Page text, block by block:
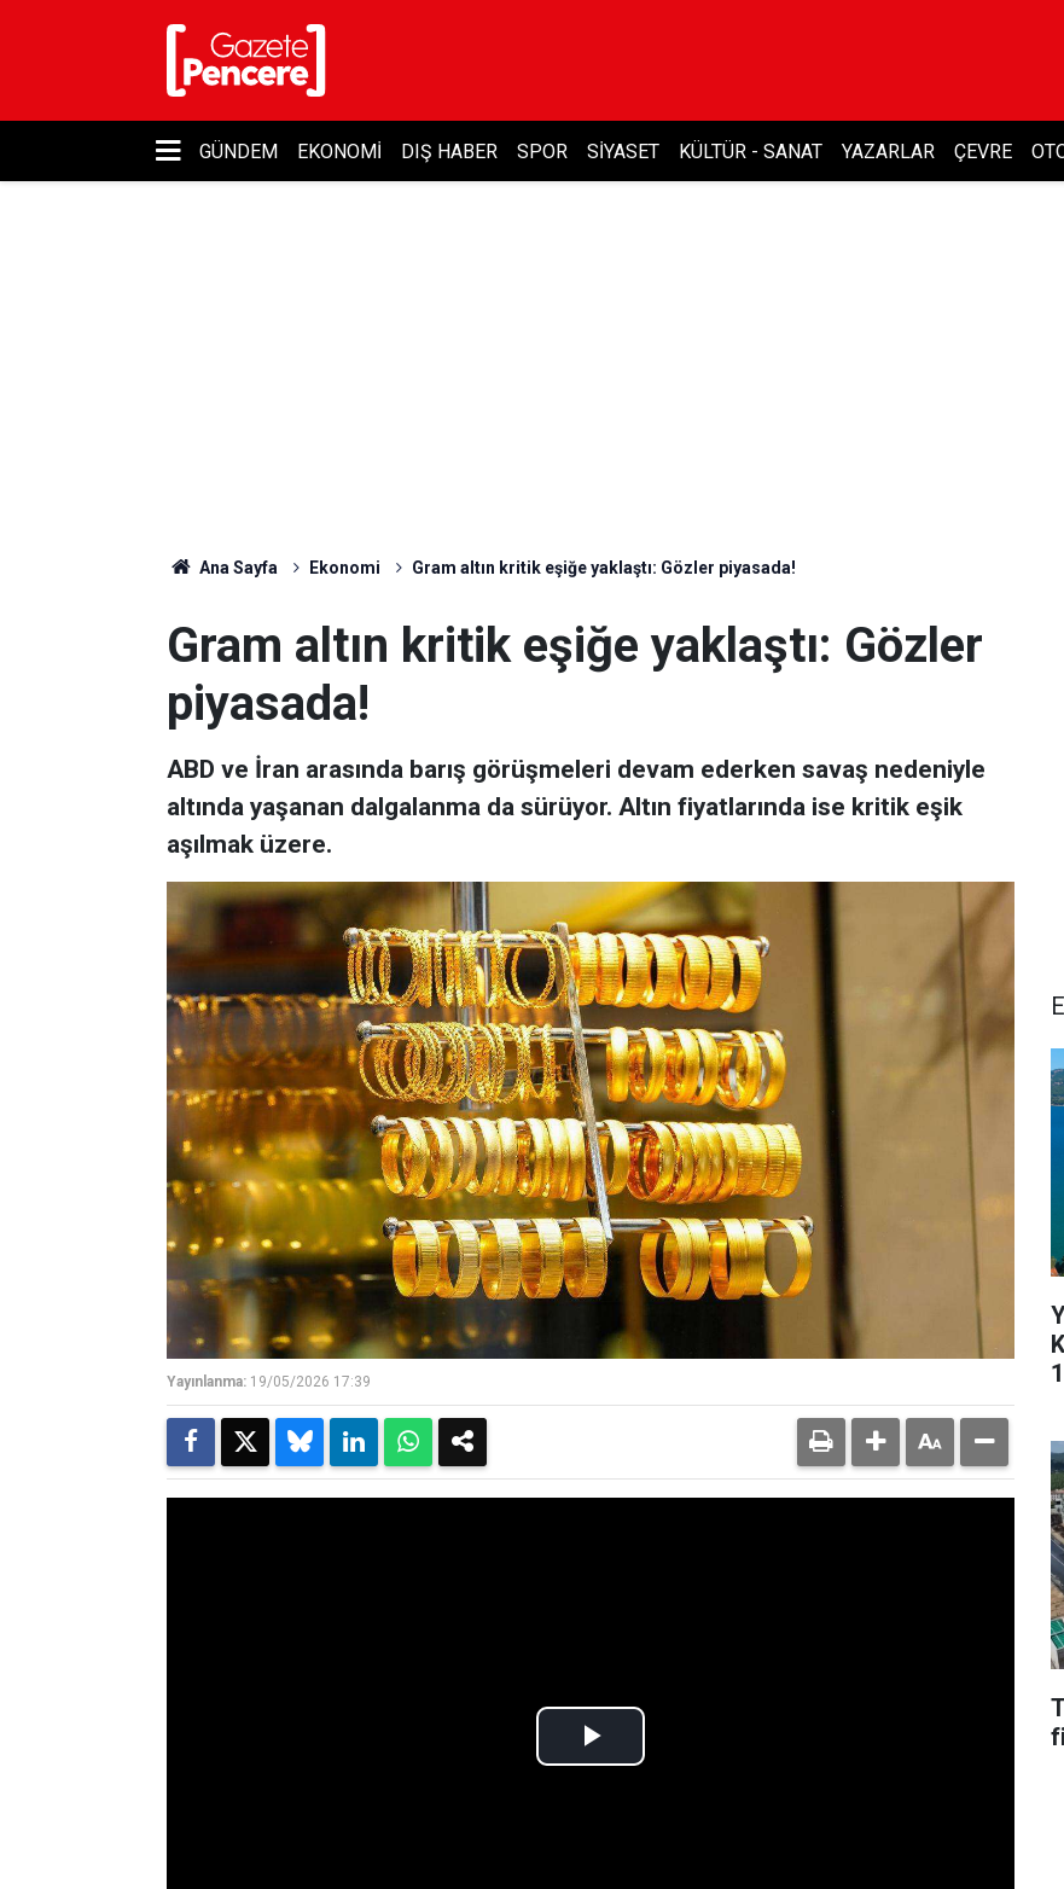
GÜNDEM EKONOMI DIŞ HABER SPOR SIYASET KÜLTÜR - SANAT YAZARLAR ÇEVRE
Ana Sayfa Ekonomi Gram altın kritik eşiğe yaklaştı: Gözler piyasada!
Gram altın kritik eşiğe yaklaştı: Gözler
piyasada!
ABD ve İran arasında barış görüşmeleri devam ederken savaş nedeniyle
altında yaşanan dalgalanma da sürüyor. Altın fiyatlarında ise kritik eşik
aşılmak üzere.
Yayınlanma: 19/05/2026 17:39